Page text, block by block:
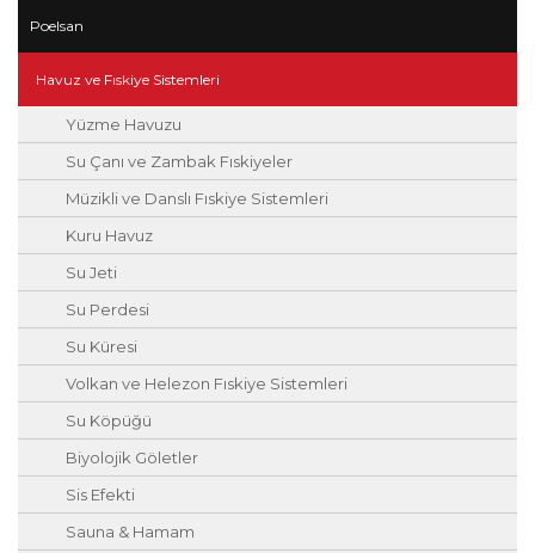
Poelsan
Havuz ve Fıskiye Sistemleri
Yüzme Havuzu
Su Çanı ve Zambak Fıskiyeler
Müzikli ve Danslı Fıskiye Sistemleri
Kuru Havuz
Su Jeti
Su Perdesi
Su Küresi
Volkan ve Helezon Fıskiye Sistemleri
Su Köpüğü
Biyolojik Göletler
Sis Efekti
Sauna & Hamam